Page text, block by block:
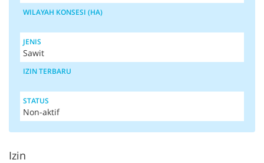
WILAYAH KONSESI (HA)
JENIS
Sawit
IZIN TERBARU
STATUS
Non-aktif
Izin